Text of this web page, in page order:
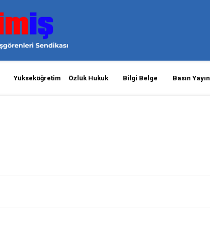
Yükseköğretim Özlük Hukuk Bilgi Belge Basın Yayın